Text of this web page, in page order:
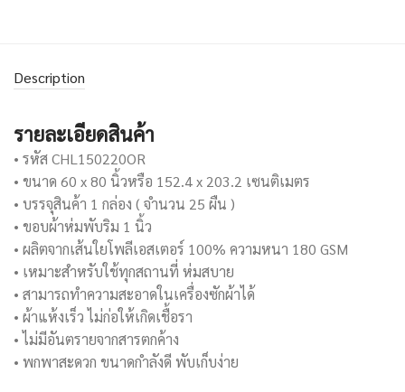
Description
รายละเอียดสินค้า
• รหัส CHL150220OR
• ขนาด 60 x 80 นิ้วหรือ 152.4 x 203.2 เซนติเมตร
• บรรจุสินค้า 1 กล่อง ( จำนวน 25 ผืน )
• ขอบผ้าห่มพับริม 1 นิ้ว
• ผลิตจากเส้นใยโพลีเอสเตอร์ 100% ความหนา 180 GSM
• เหมาะสำหรับใช้ทุกสถานที่ ห่มสบาย
• สามารถทำความสะอาดในเครื่องซักผ้าได้
• ผ้าแห้งเร็ว ไม่ก่อให้เกิดเชื้อรา
• ไม่มีอันตรายจากสารตกค้าง
• พกพาสะดวก ขนาดกำลังดี พับเก็บง่าย